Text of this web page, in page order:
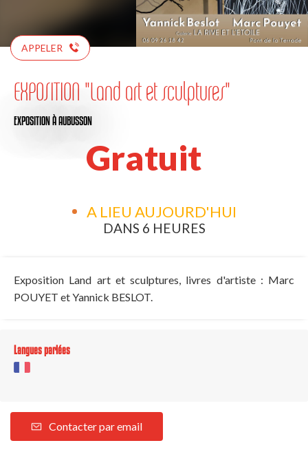
APPELER
EXPOSITION "Land art et sculptures"
EXPOSITIONÀ AUBUSSON
Gratuit
A LIEU AUJOURD'HUI
DANS 6 HEURES
Exposition Land art et sculptures, livres d'artiste : Marc
POUYET et Yannick BESLOT.
Langues parlées
Contacter par email